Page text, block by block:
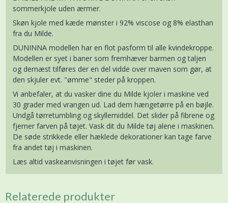
sommerkjole uden ærmer.
Skøn kjole med kæde mønster i 92% viscose og 8% elasthan
fra du Milde.
DUNINNA modellen har en flot pasform til alle kvindekroppe.
Modellen er syet i baner som fremhæver barmen og taljen
og dernæst tilføres der en del vidde over maven som gør, at
den skjuler evt. "ømme" steder på kroppen.
Vi anbefaler, at du vasker dine du Milde kjoler i maskine ved
30 grader med vrangen ud. Lad dem hængetørre på en bøjle.
Undgå tørretumbling og skyllemiddel. Det slider på fibrene og
fjerner farven på tøjet. Vask dit du Milde tøj alene i maskinen.
De søde strikkede eller hæklede dekorationer kan tage farve
fra andet tøj i maskinen.
Læs altid vaskeanvisningen i tøjet før vask.
Relaterede produkter